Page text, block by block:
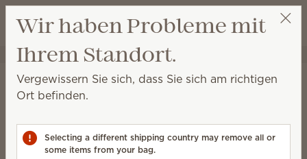
Wunschliste
Warenkorb
Cindy Baumann Party auswählen
Elektrische Duftlampen und Wachs
Schalen und Deckel für
Elektrische Duftlampen
Schalen und Deckel für
Elektrische Duftlampen
Der Deckel oder die Schale für Ihre
Wir haben Probleme mit
Ihrem Standort.
Vergewissern Sie sich, dass Sie sich am richtigen
Ort befinden.
Selecting a different shipping country may remove all or
some items from your bag.